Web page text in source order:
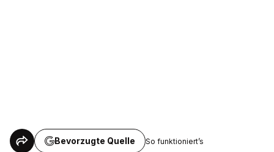
Bevorzugte Quelle So funktioniert’s